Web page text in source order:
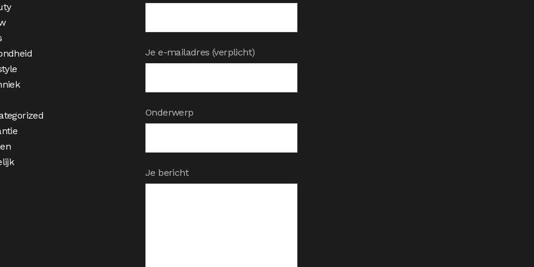
Je e-mailadres (verplicht)
Onderwerp
Je bericht